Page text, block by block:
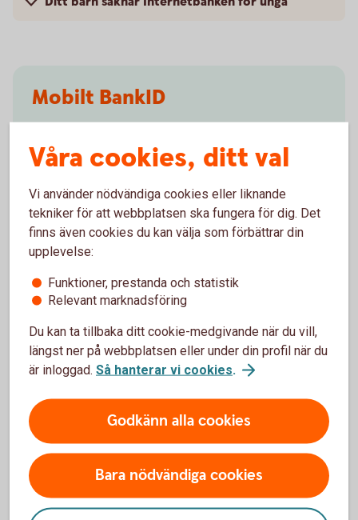
Mobilt BankID
användas för banktjänster - vi kallar det Mobilt
SäkerhetsID.
Skaffa BankID till dittbarn
Apple Pay
Barn och unga som är 13-17 år kan ansluta sitt
bankkort till Apple Pay.
Anslut till Apple Pay förunga
Pris för Appen
Våra cookies, ditt val
Vi använder nödvändiga cookies eller liknande
tekniker för att webbplatsen ska fungera för dig. Det
finns även cookies du kan välja som förbättrar din
upplevelse:
Funktioner, prestanda och statistik
Relevant marknadsföring
Du kan ta tillbaka ditt cookie-medgivande när du vill,
längst ner på webbplatsen eller under din profil när du
är inloggad. Så hanterar vi cookies.
Godkänn alla cookies
Bara nödvändiga cookies